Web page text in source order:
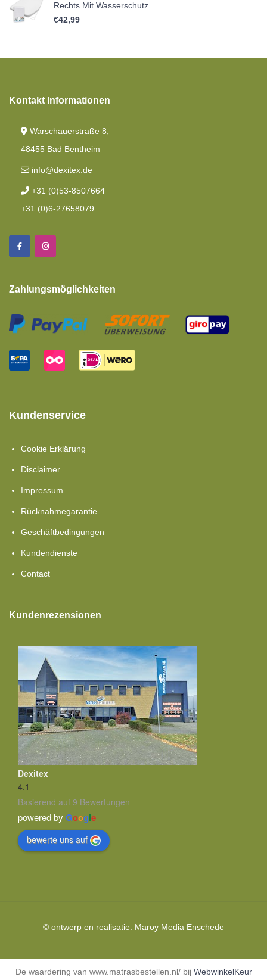
Rechts Mit Wasserschutz
€42,99
Kontakt Informationen
Warschauerstraße 8,
48455 Bad Bentheim
info@dexitex.de
+31 (0)53-8507664
+31 (0)6-27658079
Zahlungsmöglichkeiten
Kundenservice
Cookie Erklärung
Disclaimer
Impressum
Rücknahmegarantie
Geschäftbedingungen
Kundendienste
Contact
Kundenrezensionen
Dexitex
4.1
Basierend auf 9 Bewertungen
powered by Google
bewerte uns auf
© ontwerp en realisatie: Maroy Media Enschede
De waardering van www.matrasbestellen.nl/ bij WebwinkelKeur